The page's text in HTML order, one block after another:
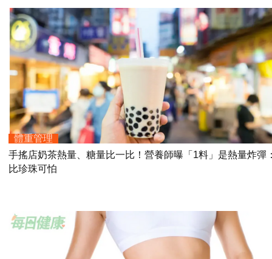
體重管理
手搖店奶茶熱量、糖量比一比！營養師曝「1料」是熱量炸彈
比珍珠可怕